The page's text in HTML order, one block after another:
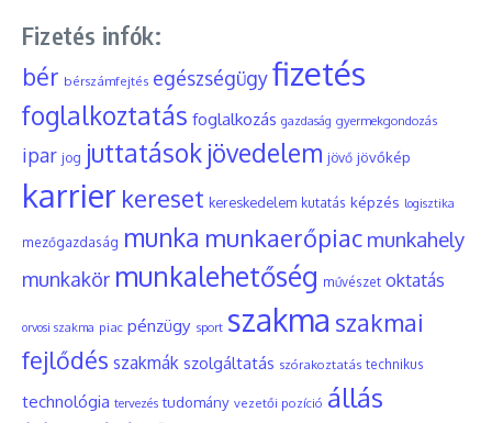
Fizetés infók:
bér bérszámfejtés egészségügyfizetés
foglalkoztatás foglalkozás gazdaság gyermekgondozás
ipar jog juttatások jövedelem jövő jövőkép
karrier kereset kereskedelem kutatás képzés logisztika
mezőgazdaság munka munkaerőpiac munkahely
munkakör munkalehetőség művészet oktatás
orvosi szakma piac pénzügy sport szakma szakmai
fejlődés szakmák szolgáltatás szórakoztatás technikus
technológia tervezés tudomány vezetői pozíció állás